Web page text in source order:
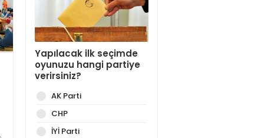
Yapılacak ilk seçimde
oyunuzu hangi partiye
verirsiniz?
AK Parti
CHP
İYİ Parti